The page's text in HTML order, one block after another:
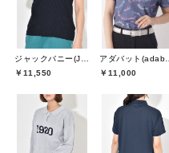
￥11,550
￥11,000